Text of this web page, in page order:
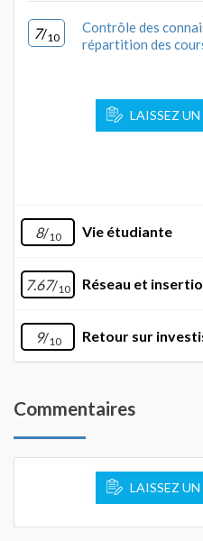
7/10
Contrôle des
répartition des
LAISSEZ
8/10 Vie étudiante
7.67/10 Réseau et
9/10 Retour sur
Commentaires
LAISSEZ